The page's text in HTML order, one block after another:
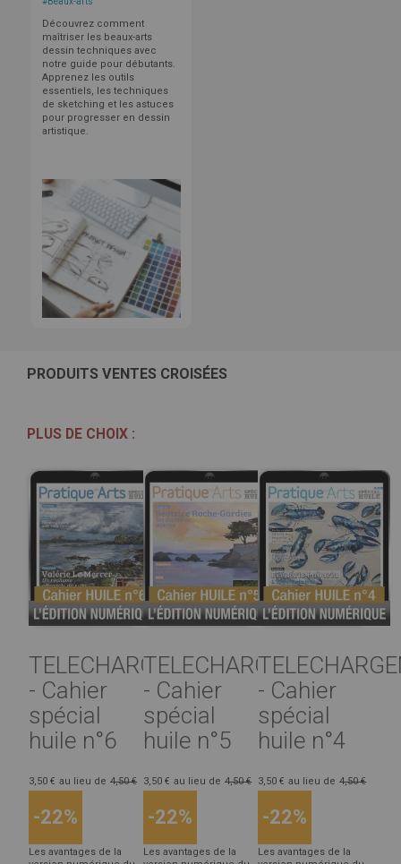
Découvrez comment
maîtriser les beaux-arts
dessin techniques avec
notre guide pour débutants.
Apprenez les outils
essentiels, les techniques
de sketching et les astuces
pour progresser en dessin
artistique.
PRODUITS VENTES CROISÉES
PLUS DE CHOIX :
TELECHARGEMENT
- Cahier
spécial
huile n°6
3,50 € au lieu de 4,50 €
-22%
Les avantages de la
TELECHARGEMENT
- Cahier
spécial
huile n°5
3,50 € au lieu de 4,50 €
-22%
Les avantages de la
- Cahier
spécial
huile n°4
3,50 € au lieu de 4,50 €
-22%
Les avantages de la